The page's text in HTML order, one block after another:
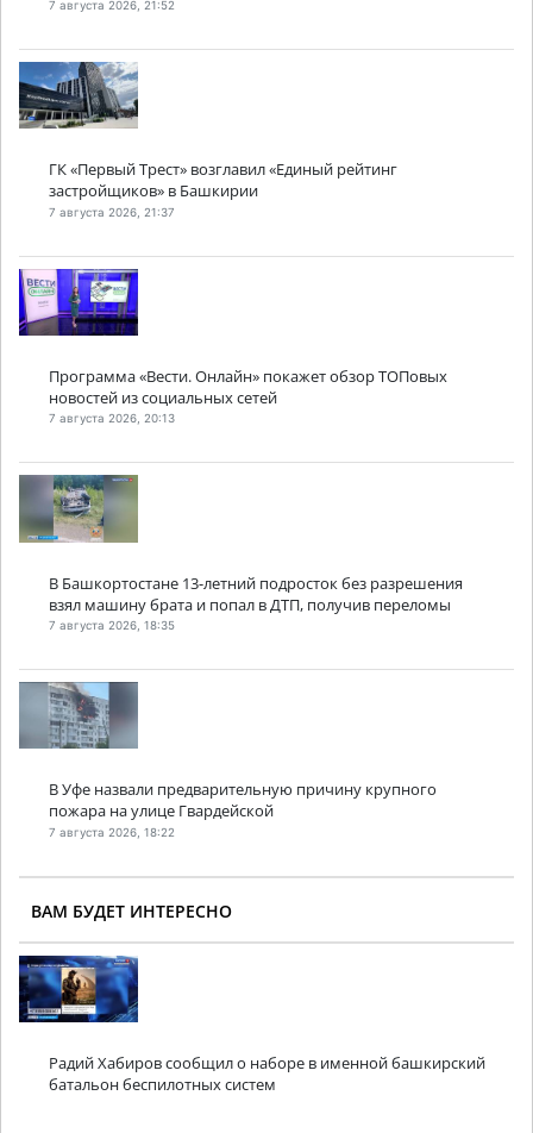
7 августа 2026, 21:52
ГК «Первый Трест» возглавил «Единый рейтинг
застройщиков» в Башкирии
7 августа 2026, 21:37
Программа «Вести. Онлайн» покажет обзор ТОПовых
новостей из социальных сетей
7 августа 2026, 20:13
В Башкортостане 13-летний подросток без разрешения
взял машину брата и попал в ДТП, получив переломы
7 августа 2026, 18:35
В Уфе назвали предварительную причину крупного
пожара на улице Гвардейской
7 августа 2026, 18:22
ВАМ БУДЕТ ИНТЕРЕСНО
Радий Хабиров сообщил о наборе в именной башкирский
батальон беспилотных систем